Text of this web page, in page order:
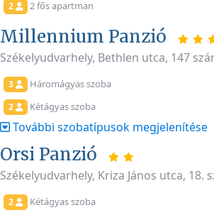
2 2 fős apartman
Millennium Panzió
Székelyudvarhely, Bethlen utca, 147
3 Háromágyas szoba
2 Kétágyas szoba
További szobatípusok megjelenítése
Orsi Panzió
Székelyudvarhely, Kriza János utca, 18.
2 Kétágyas szoba